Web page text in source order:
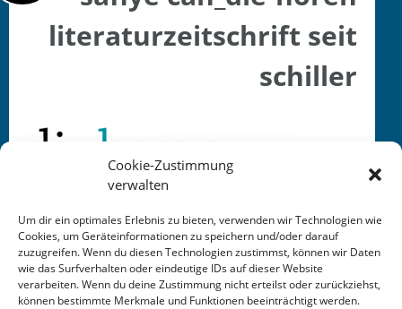
Cookie-Zustimmung
verwalten
Um dir ein optimales Erlebnis zu bieten, verwenden wir Technologien wie
Cookies, um Geräteinformationen zu speichern und/oder darauf
zuzugreifen. Wenn du diesen Technologien zustimmst, können wir Daten
wie das Surfverhalten oder eindeutige IDs auf dieser Website
verarbeiten. Wenn du deine Zustimmung nicht erteilst oder zurückziehst,
können bestimmte Merkmale und Funktionen beeinträchtigt werden.
literaturzeitschrift seit
schiller
This entry was posted in . Bookmark thepermalink.